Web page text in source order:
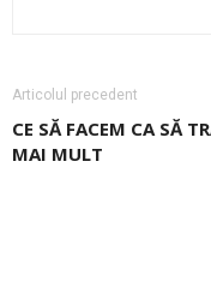
Articolul precedent
CE SĂ FACEM CA SĂ
MAI MULT